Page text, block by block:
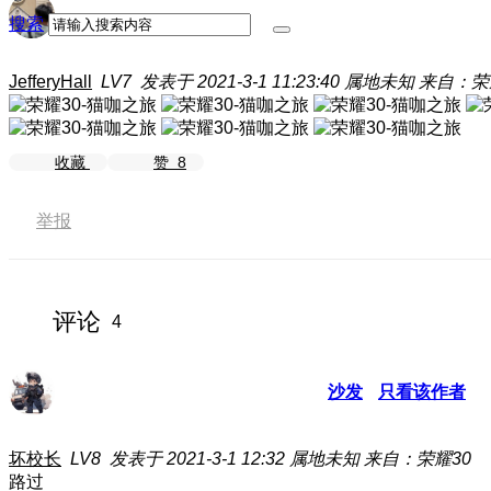
搜索
JefferyHall LV7 发表于 2021-3-1 11:23:40 属地未知 来自：
收藏 赞 8
举报
评论 4
沙发 只看该作者
坏校长 LV8 发表于 2021-3-1 12:32 属地未知 来自：荣耀30
路过